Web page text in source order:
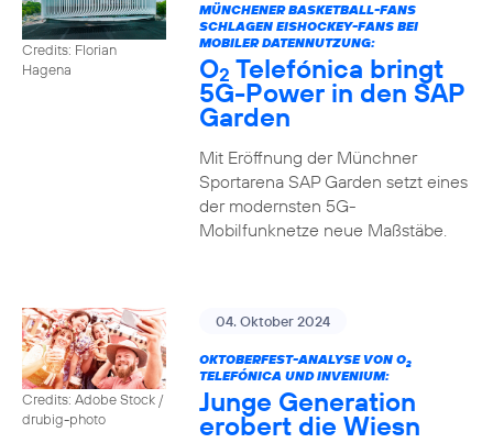
Credits: Florian
Hagena
MÜNCHENER BASKETBALL-FANS
SCHLAGEN EISHOCKEY-FANS BEI
MOBILER DATENNUTZUNG:
O2 Telefónica bringt
5G-Power in den SAP
Garden
Mit Eröffnung der Münchner
Sportarena SAP Garden setzt eines
der modernsten 5G-
Mobilfunknetze neue Maßstäbe.
Credits: Adobe Stock /
drubig-photo
04. Oktober 2024
OKTOBERFEST-ANALYSE VON O2
TELEFÓNICA UND INVENIUM:
Junge Generation
erobert die Wiesn